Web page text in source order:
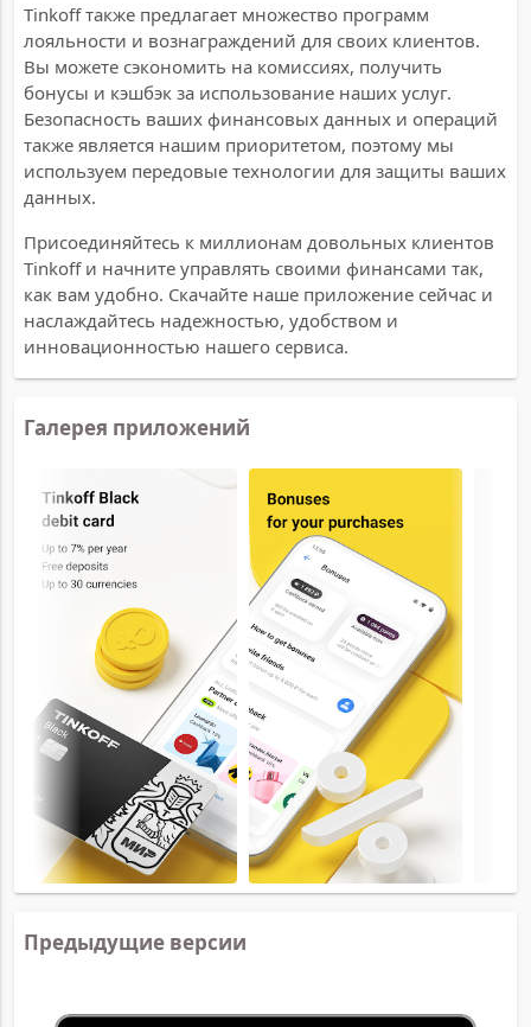
Tinkoff также предлагает множество программ
лояльности и вознаграждений для своих клиентов.
Вы можете сэкономить на комиссиях, получить
бонусы и кэшбэк за использование наших услуг.
Безопасность ваших финансовых данных и операций
также является нашим приоритетом, поэтому мы
используем передовые технологии для защиты ваших
данных.
Присоединяйтесь к миллионам довольных клиентов
Tinkoff и начните управлять своими финансами так,
как вам удобно. Скачайте наше приложение сейчас и
наслаждайтесь надежностью, удобством и
инновационностью нашего сервиса.
Галерея приложений
Предыдущие версии